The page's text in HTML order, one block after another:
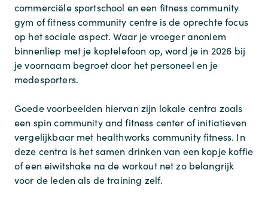
commerciële sportschool en een fitness community
gym offitness community centreis de oprechte focus
op het sociale aspect. Waar je vroeger anoniem
binnenliep met je koptelefoon op, word je in 2026 bij
je voornaam begroet door het personeel en je
medesporters.
Goede voorbeelden hiervan zijn lokale centra zoals
een spin community and fitness center of initiatieven
vergelijkbaar met healthworks community fitness. In
deze centra is het samen drinken van een kopje koffie
of een eiwitshake na de workout net zo belangrijk
voor de leden als de training zelf.